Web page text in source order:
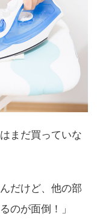
まだ買っていな
だけど、他の部
のが面倒！」